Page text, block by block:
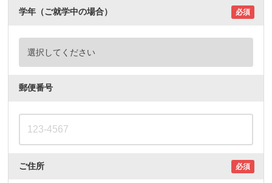
学年（ご就学中の場合） 必須
郵便番号
ご住所 必須